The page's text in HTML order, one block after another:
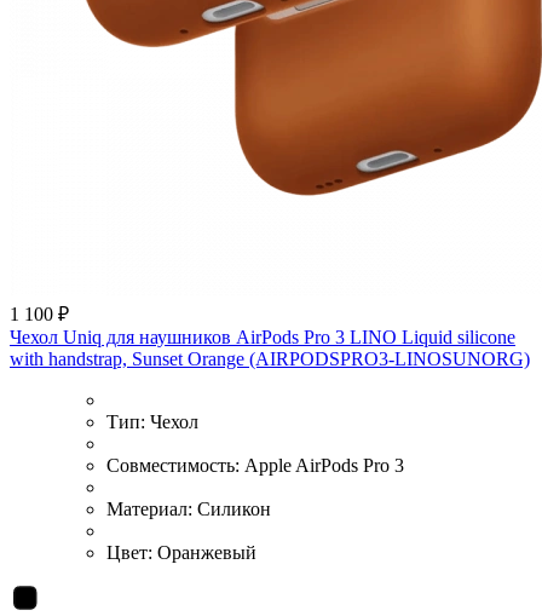
1 100 ₽
Чехол Uniq для наушников AirPods Pro 3 LINO Liquid silicone
with handstrap, Sunset Orange (AIRPODSPRO3-LINOSUNORG)
Тип: Чехол
Совместимость: Apple AirPods Pro 3
Материал: Силикон
Цвет: Оранжевый